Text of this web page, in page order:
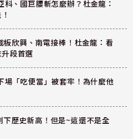
科、國巨腰斬怎麼辦？杜金龍：
欣興、南電接棒！杜金龍：看
段首選
場「吃便當」被套牢！為什麼他
歷史新高！但是~這還不是全